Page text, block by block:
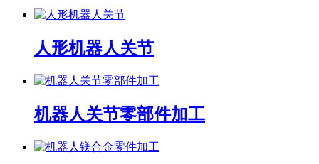
人形机器人关节
机器人关节零部件加工